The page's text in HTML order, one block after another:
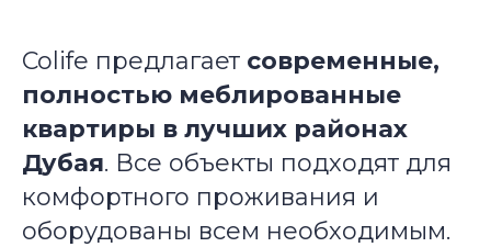
Colife предлагает современные,
полностью меблированные
квартиры в лучших районах
Дубая. Все объекты подходят для
комфортного проживания и
оборудованы всем необходимым.